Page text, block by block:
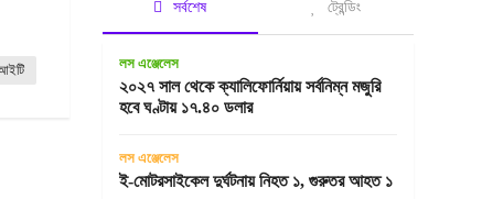
সর্বশেষ ট্রেন্ডিং
লস এঞ্জেলেস
২০২৭ সাল থেকে ক্যালিফোর্নিয়ায় সর্বনিম্ন মজুরি
হবে ঘণ্টায় ১৭.৪০ ডলার
লস এঞ্জেলেস
ই-মোটরসাইকেল দুর্ঘটনায় নিহত ১, গুরুতর আহত ১